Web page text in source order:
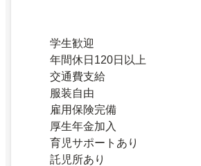
学生歓迎
年間休日120日以上
交通費支給
服装自由
雇用保険完備
厚生年金加入
育児サポートあり
託児所あり